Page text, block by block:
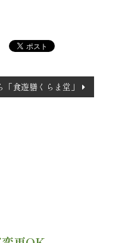
食遊膳くらま堂」